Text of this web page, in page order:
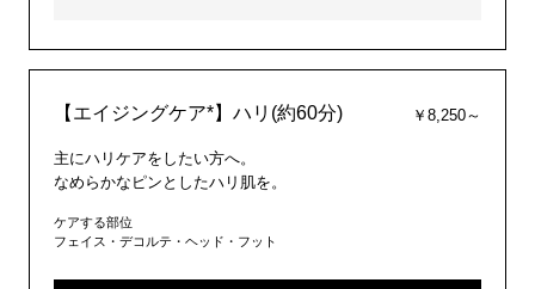
【エイジングケア*】ハリ(約60分) ￥8,250～
主にハリケアをしたい方へ。
なめらかなピンとしたハリ肌を。
ケアする部位
フェイス・デコルテ・ヘッド・フット